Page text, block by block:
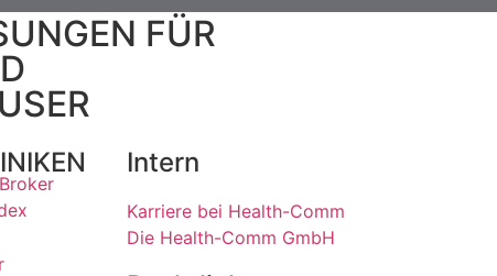
FÜR
Intern
Karriere bei Health-Comm
Die Health-Comm GmbH